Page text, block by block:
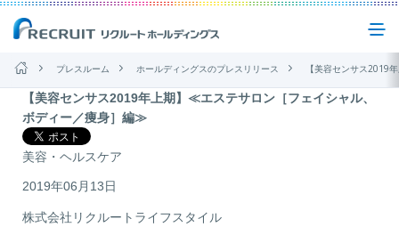
企業情報
プレスルーム ホールディングスのプレスリリース 【美容センサス2019年上期】≪エステサロン［フ
【美容センサス2019年上期】≪エステサロン［フェイシャル、
ボディー／痩身］編≫
美容・ヘルスケア
2019年06月13日
株式会社リクルートライフスタイル